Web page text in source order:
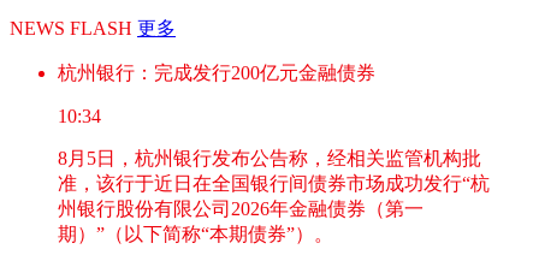
NEWS FLASH 更多
杭州银行：完成发行200亿元金融债券
10:34
8月5日，杭州银行发布公告称，经相关监管机构批
准，该行于近日在全国银行间债券市场成功发行“杭
州银行股份有限公司2026年金融债券（第一
期）”（以下简称“本期债券”）。